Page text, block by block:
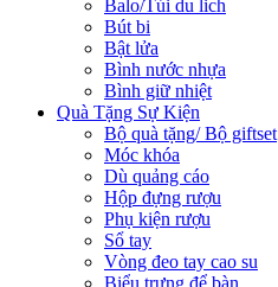
Balo/Túi du lich
Bút bi
Bật lửa
Bình nước nhựa
Bình giữ nhiệt
Quà Tặng Sự Kiện
Bộ quà tặng/ Bộ giftset
Móc khóa
Dù quảng cáo
Hộp đựng rượu
Phụ kiện rượu
Sổ tay
Vòng đeo tay cao su
Biểu trưng để bàn